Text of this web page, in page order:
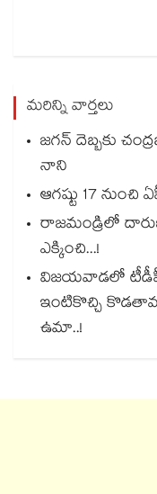
మరిన్ని వార్తలు
జగన్ దెబ్బకు
నాని
ఆగష్టు 17
రాజమండ్రిలో
ఎక్కించి...!
విజయవాడలో టీడీపీ
ఇంటికొచ్చి
ఉమా..!